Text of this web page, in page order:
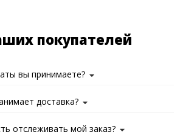
покупателей
вы принимаете?
доставка?
отслеживать мой заказ?